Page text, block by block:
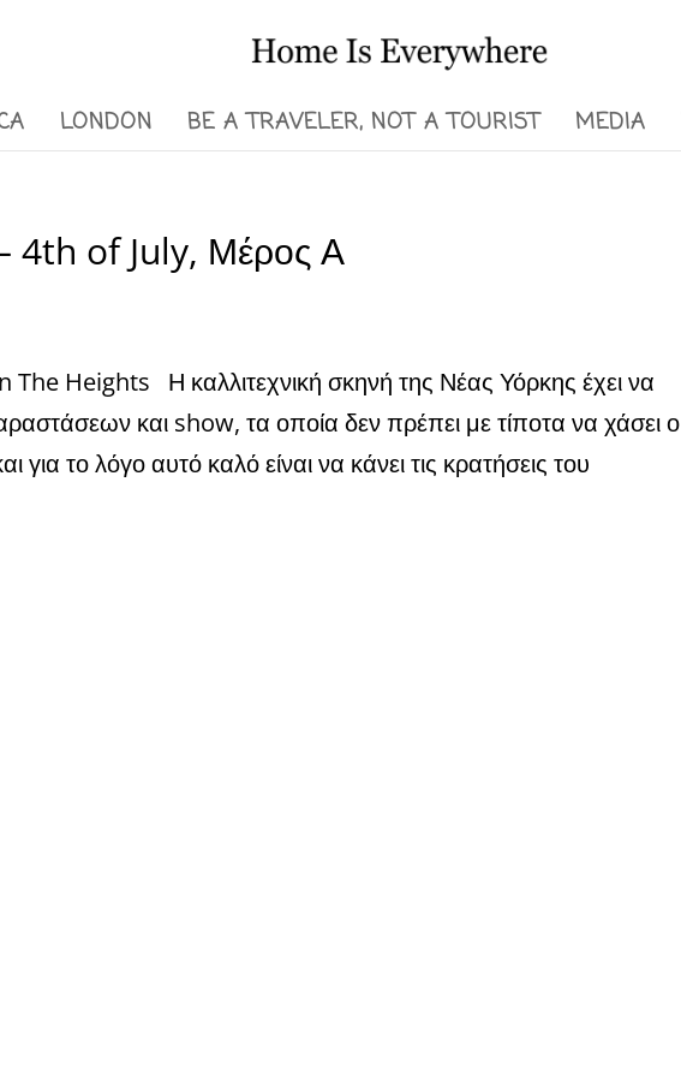
LONDON BE A TRAVELER, NOT A TOURIST MEDIA
4th of July, Μέρος Α
The Heights Η καλλιτεχνική σκηνή της Νέας Υόρκης έχει να
και show, τα οποία δεν πρέπει με τίποτα να χάσει ο
για το λόγο αυτό καλό είναι να κάνει τις κρατήσεις του